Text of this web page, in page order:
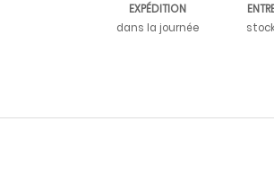
EXPÉDITION
dans la journée